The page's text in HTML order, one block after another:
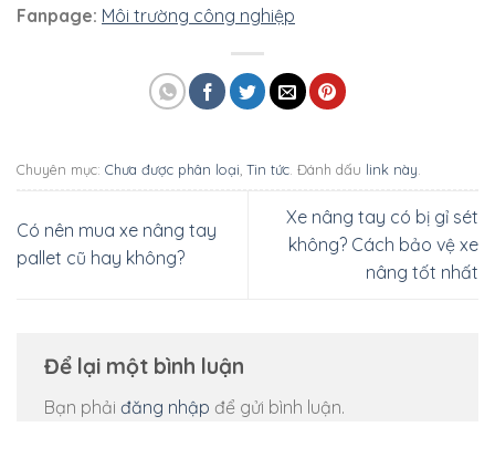
Fanpage: Môi trường công nghiệp
Chuyên mục: Chưa được phân loại Tin tức . Đánh dấu link này
Có nên mua xe nâng tay
pallet cũ hay không?
Xe nâng tay có bị gỉ sét
không? Cách bảo vệ xe
nâng tốt nhất
Để lại một bình luận
Bạn phải đăng nhập để gửi bình luận.